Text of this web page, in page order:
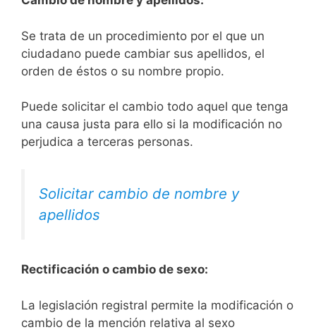
Se trata de un procedimiento por el que un
ciudadano puede cambiar sus apellidos, el
orden de éstos o su nombre propio.
Puede solicitar el cambio todo aquel que tenga
una causa justa para ello si la modificación no
perjudica a terceras personas.
Solicitar cambio de nombre y
apellidos
Rectificación o cambio de sexo:
La legislación registral permite la modificación o
cambio de la mención relativa al sexo